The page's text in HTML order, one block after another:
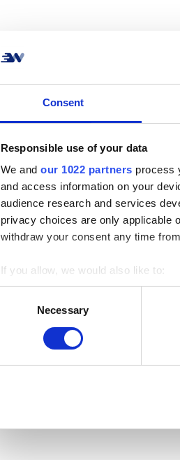
Consent
Responsible use of your data
We and our 1022 partners process
and access information on your
audience research and services
privacy choices are only applicable
withdraw your consent any time
If you allow, we would also like to:
Collect information about
Identify your device by
information about your use of our
other information that you’ve
Necessary